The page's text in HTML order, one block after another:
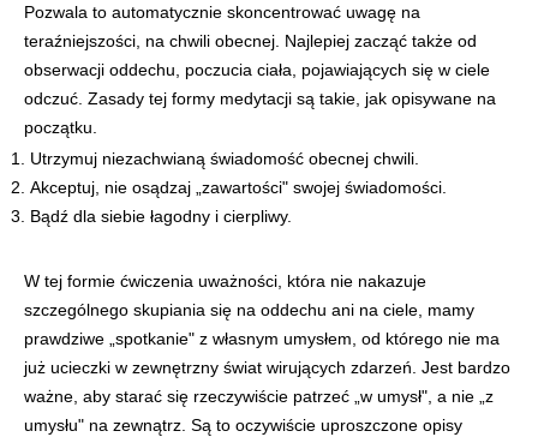
Pozwala to automatycznie skoncentrować uwagę na
teraźniejszości, na chwili obecnej. Najlepiej zacząć także od
obserwacji oddechu, poczucia ciała, pojawiających się w ciele
odczuć. Zasady tej formy medytacji są takie, jak opisywane na
początku.
Utrzymuj niezachwianą świadomość obecnej chwili.
Akceptuj, nie osądzaj „zawartości" swojej świadomości.
Bądź dla siebie łagodny i cierpliwy.
W tej formie ćwiczenia uważności, która nie nakazuje
szczególnego skupiania się na oddechu ani na ciele, mamy
prawdziwe „spotkanie" z własnym umysłem, od którego nie ma
już ucieczki w zewnętrzny świat wirujących zdarzeń. Jest bardzo
ważne, aby starać się rzeczywiście patrzeć „w umysł", a nie „z
umysłu" na zewnątrz. Są to oczywiście uproszczone opisy